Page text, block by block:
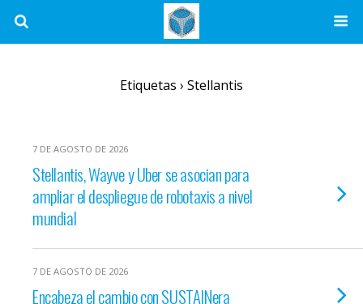
Etiquetas › Stellantis
7 DE AGOSTO DE 2026
Stellantis, Wayve y Uber se asocian para
ampliar el despliegue de robotaxis a nivel
mundial
7 DE AGOSTO DE 2026
Encabeza el cambio con SUSTAINera